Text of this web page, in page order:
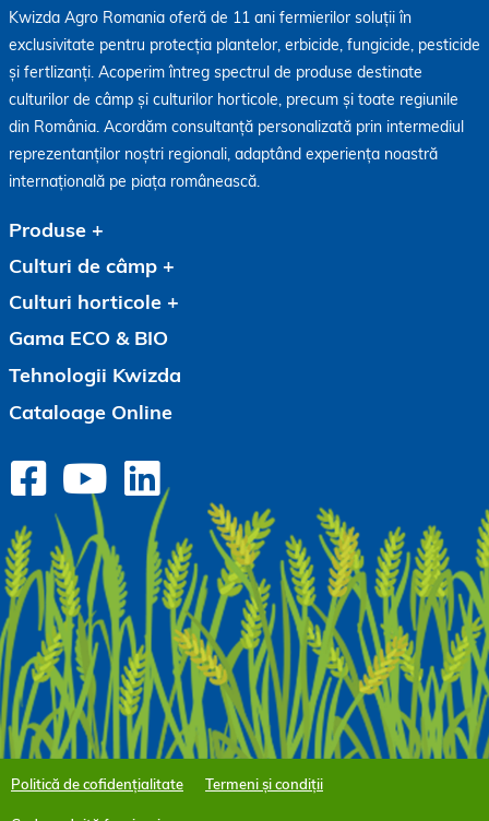
Kwizda Agro Romania oferă de 11 ani fermierilor soluții în
exclusivitate pentru protecția plantelor, erbicide, fungicide, pesticide
și fertlizanți. Acoperim întreg spectrul de produse destinate
culturilor de câmp și culturilor horticole, precum și toate regiunile
din România. Acordăm consultanță personalizată prin intermediul
reprezentanților noștri regionali, adaptând experiența noastră
internațională pe piața românească.
Produse
Culturi de câmp
Culturi horticole
Gama ECO & BIO
Tehnologii Kwizda
Cataloage Online
Politică de cofidențialitate Termeni și condiții